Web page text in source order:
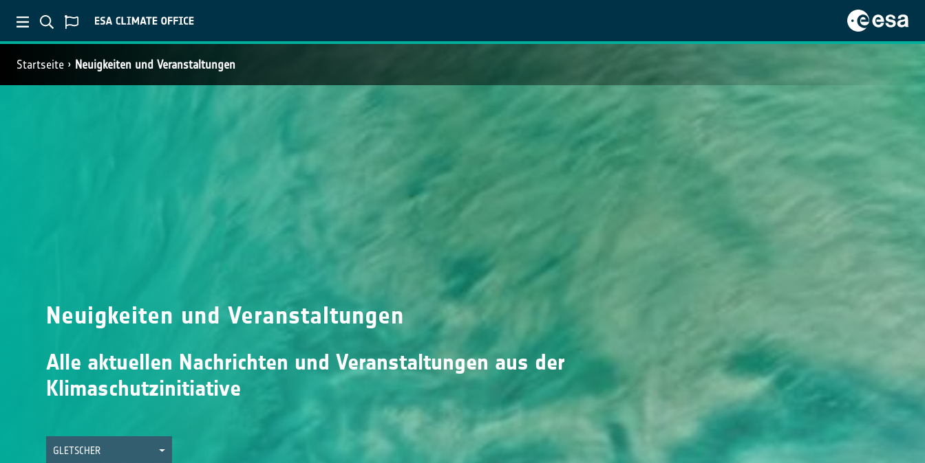
Startseite Neuigkeiten und Veranstaltungen
Neuigkeiten und Veranstaltungen
Alle aktuellen Nachrichten und Veranstaltungen aus der
Klimaschutzinitiative
GLETSCHER